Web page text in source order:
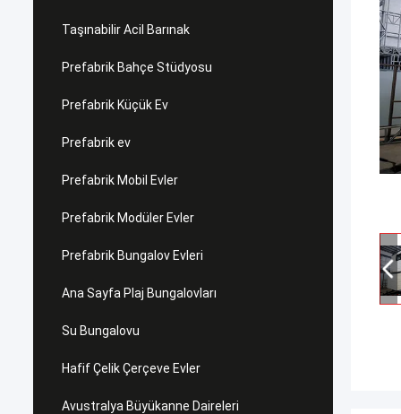
Taşınabilir Acil Barınak
Prefabrik Bahçe Stüdyosu
Prefabrik Küçük Ev
Prefabrik ev
Prefabrik Mobil Evler
Prefabrik Modüler Evler
Prefabrik Bungalov Evleri
Ana Sayfa Plaj Bungalovları
Su Bungalovu
Hafif Çelik Çerçeve Evler
Avustralya Büyükanne Daireleri